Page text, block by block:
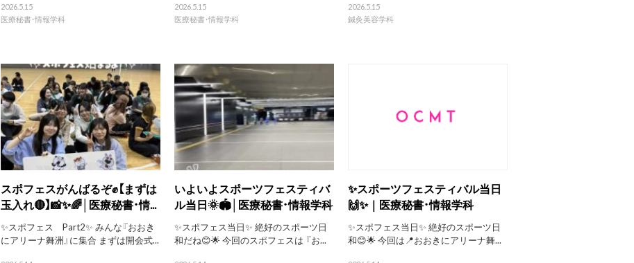
2026.5.15
医療秘書・情報学科
2026.5.15
医療秘書・情報学科
2026.5.15
鍼灸美容学科
スポフェスがんばるぞ✊【まずは
玉入れ🔴】📸✨🌈│医療秘書・情...
✨スポフェス Part2✨ みんな『おおき
にアリーナ舞洲』に集合 まずは開会式...
いよいよスポーツフェスティバ
ル当日🌞🏟️│医療秘書・情報学科
✨スポフェス当日✨ 絶好のスポーツ日
和だね😊🌟 今回のスポフェスは 『お...
✨スポーツフェスティバル当日
🙌✨｜医療秘書・情報学科
✨スポフェス当日✨ 絶好のスポーツ日
和😊🌟 今回は📍おおきにアリーナ舞...